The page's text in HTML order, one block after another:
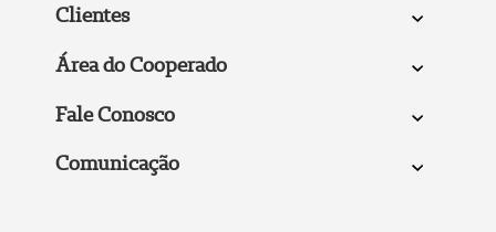
Clientes
Área do Cooperado
Fale Conosco
Comunicação